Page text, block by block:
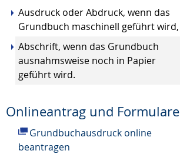
Ausdruck oder Abdruck, wenn das
Grundbuch maschinell geführt wird,
Abschrift, wenn das Grundbuch
ausnahmsweise noch in Papier
geführt wird.
Onlineantrag und Formulare
Grundbuchausdruck online
beantragen